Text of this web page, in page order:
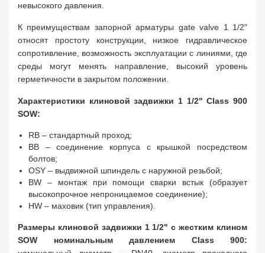
невысокого давления.
К преимуществам запорной арматуры gate valve 1 1/2"
относят простоту конструкции, низкое гидравлическое
сопротивление, возможность эксплуатации с линиями, где
среды могут менять направление, высокий уровень
герметичности в закрытом положении.
Характеристики клиновой задвижки 1 1/2" Class 900
SOW:
RB – стандартный проход;
BB – соединение корпуса с крышкой посредством
болтов;
OSY – выдвижной шпиндель с наружной резьбой;
BW – монтаж при помощи сварки встык (образует
высокопрочное непроницаемое соединение);
HW – маховик (тип управления).
Размеры клиновой задвижки 1 1/2" с жестким клином
SOW номинальным давлением Class 900: